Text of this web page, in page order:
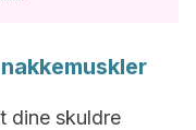
dine skuldre